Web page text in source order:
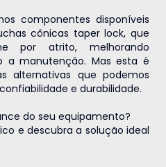
componentes disponíveis
cônicas taper lock, que
por atrito, melhorando
a manutenção. Mas esta é
alternativas que podemos
e durabilidade.
do seu equipamento?
e descubra a solução ideal